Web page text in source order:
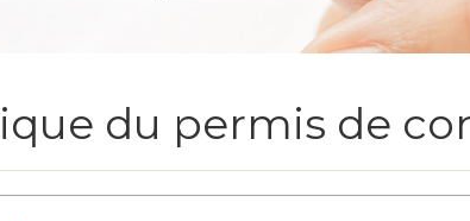
du permis de